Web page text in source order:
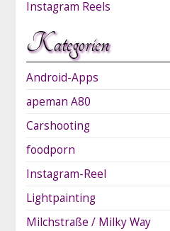
Instagram Reels
Kategorien
Android-Apps
apeman A80
Carshooting
foodporn
Instagram-Reel
Lightpainting
Milchstraße / Milky Way